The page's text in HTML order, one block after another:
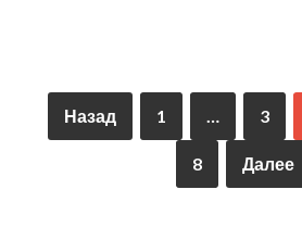
Назад 1 3
8 Далее